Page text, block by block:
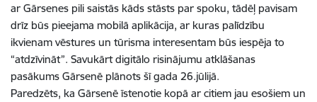
ar Gārsenes pili saistās kāds stāsts par spoku, tādēļ pavisam
drīz būs pieejama mobilā aplikācija, ar kuras palīdzību
ikvienam vēstures un tūrisma interesentam būs iespēja to
“atdzīvināt”. Savukārt digitālo risinājumu atklāšanas
pasākums Gārsenē plānots šī gada 26.jūlijā.
Paredzēts, ka Gārsenē īstenotie kopā ar citiem jau esošiem un